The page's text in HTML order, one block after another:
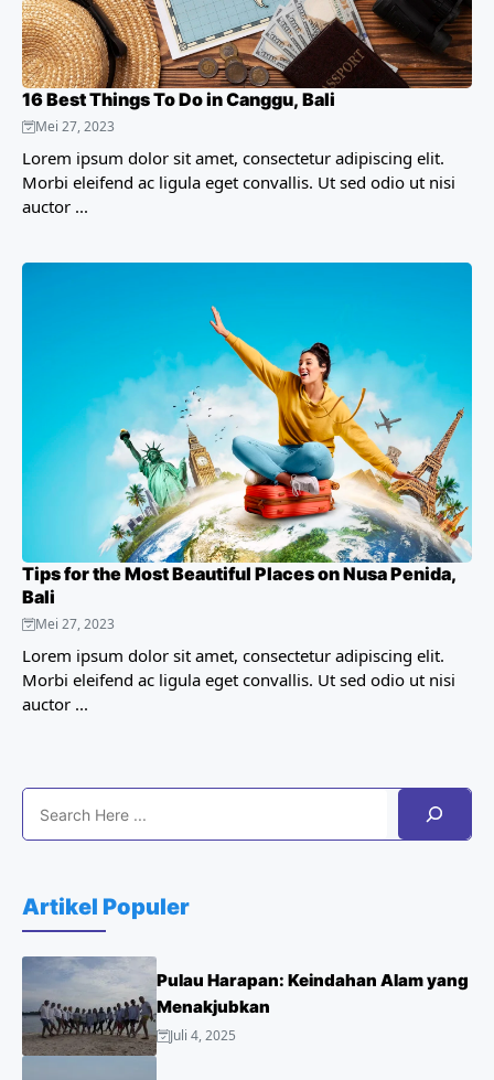
16 Best Things To Do in Canggu, Bali
Mei 27, 2023
Lorem ipsum dolor sit amet, consectetur adipiscing elit.
Morbi eleifend ac ligula eget convallis. Ut sed odio ut nisi
auctor ...
Tips for the Most Beautiful Places on Nusa Penida,
Bali
Mei 27, 2023
Lorem ipsum dolor sit amet, consectetur adipiscing elit.
Morbi eleifend ac ligula eget convallis. Ut sed odio ut nisi
auctor ...
Search
Artikel Populer
Pulau Harapan: Keindahan Alam yang
Menakjubkan
Juli 4, 2025